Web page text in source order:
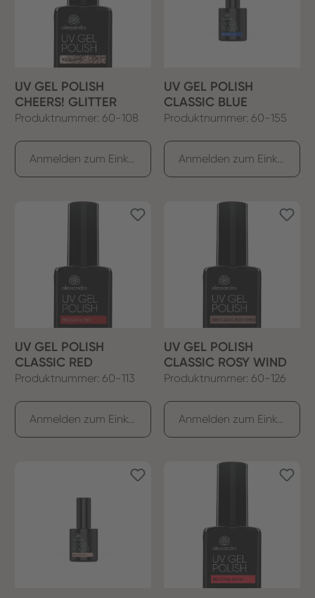
UV GEL POLISH
CHEERS! GLITTER
Produktnummer: 60-108
UV GEL POLISH
CLASSIC BLUE
Produktnummer: 60-155
UV GEL POLISH
CLASSIC RED
Produktnummer: 60-113
UV GEL POLISH
CLASSIC ROSY WIND
Produktnummer: 60-126